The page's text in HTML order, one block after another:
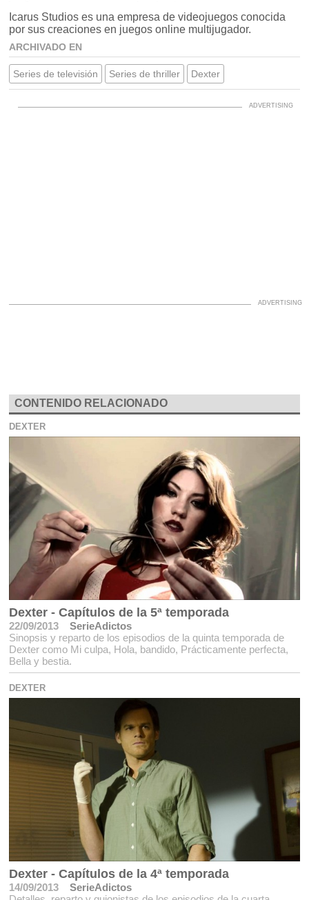
Icarus Studios es una empresa de videojuegos conocida
por sus creaciones en juegos online multijugador.
ARCHIVADO EN
Series de televisión Series de thriller Dexter
CONTENIDO RELACIONADO
DEXTER
Dexter - Capítulos de la 5ª temporada
22/09/2013
SerieAdictos
Sinopsis y reparto de los episodios de la quinta temporada de
Dexter como Mi culpa, Hola, bandido, Prácticamente perfecta,
Bella y bestia.
DEXTER
Dexter - Capítulos de la 4ª temporada
14/09/2013
SerieAdictos